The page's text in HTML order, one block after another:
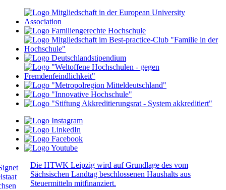
Die HTWK Leipzig wird auf Grundlage des vom
Sächsischen Landtag beschlossenen Haushalts aus
Steuermitteln mitfinanziert.